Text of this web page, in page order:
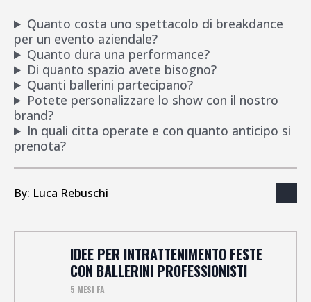
Quanto costa uno spettacolo di breakdance
per un evento aziendale?
Quanto dura una performance?
Di quanto spazio avete bisogno?
Quanti ballerini partecipano?
Potete personalizzare lo show con il nostro
brand?
In quali citta operate e con quanto anticipo si
prenota?
By: Luca Rebuschi
IDEE PER INTRATTENIMENTO FESTE
CON BALLERINI PROFESSIONISTISAYS:
5 MESI FA